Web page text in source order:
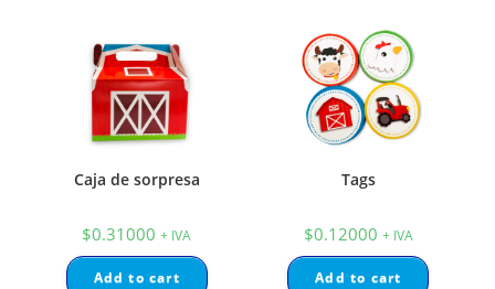
Caja de sorpresa
$0.31000 + IVA
Add to cart
Tags
$0.12000 + IVA
Add to cart